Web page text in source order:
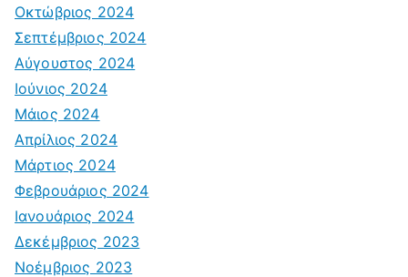
Οκτώβριος 2024
Σεπτέμβριος 2024
Αύγουστος 2024
Ιούνιος 2024
Μάιος 2024
Απρίλιος 2024
Μάρτιος 2024
Φεβρουάριος 2024
Ιανουάριος 2024
Δεκέμβριος 2023
Νοέμβριος 2023